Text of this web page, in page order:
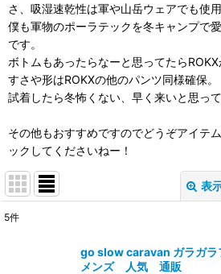
さ、吸湿速乾性は軍や山岳ウェアでも使
僕も軍物のポーラテックを冬キャンプで
です。
ボトムもあったらなーと思ってたら
すさや形はROKXの他のパンツ同様確保。
試着したら冬怖くない、早く来いと思っ
その他もおすすめですのでどうぞアイテ
ックしてくださいねー！
表
5件
go slow caravan ガラガ
メンズ 人気 通販